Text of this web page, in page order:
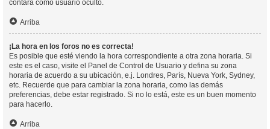
contará como usuario oculto.
Arriba
¡La hora en los foros no es correcta!
Es posible que esté viendo la hora correspondiente a otra zona horaria. Si
este es el caso, visite el Panel de Control de Usuario y defina su zona
horaria de acuerdo a su ubicación, e.j. Londres, París, Nueva York, Sydney,
etc. Recuerde que para cambiar la zona horaria, como las demás
preferencias, debe estar registrado. Si no lo está, este es un buen momento
para hacerlo.
Arriba